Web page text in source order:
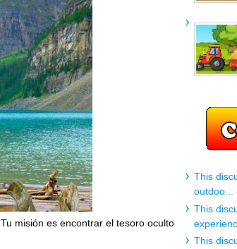
. Tu misión es encontrar el tesoro oculto
This
outdoo...
This
This